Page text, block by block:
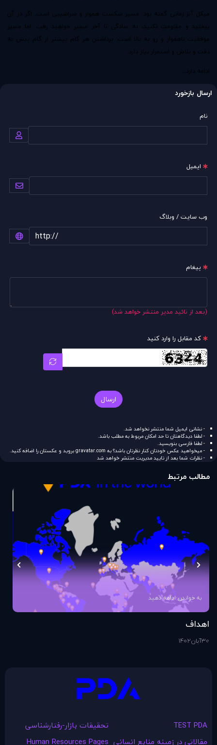
میکل آنژ زمانی گفته بود: مسیر شکست هموار و سراشیبی است. اگر در آن
بیفتید و مقاومت نکنید، به سادگی تا آخر مسیر خواهید رفت. اما مسیر
موفقیت ناهموار و رو به بالا است. برداشتن هر گام بیشتر از گام پیش به
دقت و تلاش و استمرار نیاز دارد.
ادامه دارد...
ارسال بازخورد
نام
ایمیل
وب سایت / وبلاگ
پیغام
(بعد از تائید مدیر منتشر خواهد شد)
کد مقابل را وارد کنید
ارسال
- نشانی ایمیل شما منتشر نخواهد شد.
- لطفا دیدگاهتان تا حد امکان مربوط به مطلب باشد.
- لطفا فارسی بنویسید.
- میخواهید عکس خودتان کنار نظرتان باشد؟ به gravatar.comبروید و عکستان را اضافه کنید.
- نظرات شما بعد از تایید مدیریت منتشر خواهد شد
مطالب مرتبط
به خواندن ادامه دهید
اهداف
30آبان1402
TEST PDA
تحقیقات بازار-رفتارشناسی
مقالاتی در زمينه منابع انسانی Human Resources Pages